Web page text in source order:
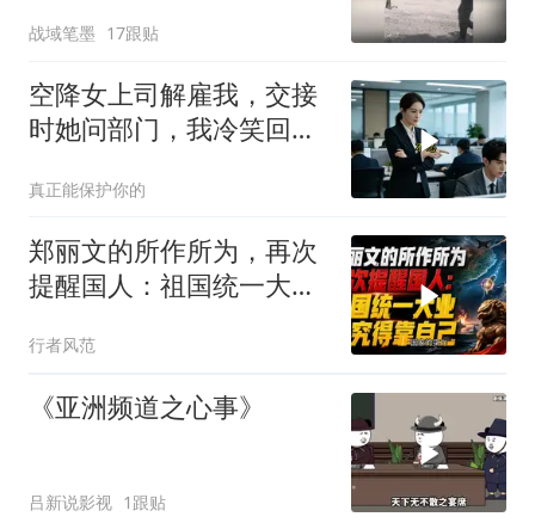
战域笔墨 17跟贴
空降女上司解雇我，交接
时她问部门，我冷笑回
真正能保护你的
郑丽文的所作所为，再次
提醒国人：祖国统一大
行者风范
《亚洲频道之心事》
吕新说影视 1跟贴